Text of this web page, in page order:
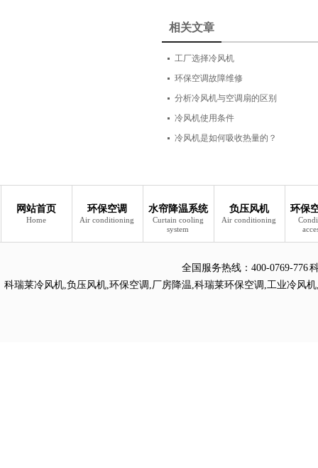
相关文章
工厂选择冷风机
环保空调故障维修
分析冷风机与空调扇的区别
冷风机使用条件
冷风机是如何吸收热量的？
网站首页
Home
环保空调
Air conditioning
水帘降温系统
Curtain cooling
system
负压风机
Air conditioning
环保
全国服务热线： 400-0769-776
科瑞莱冷风机,负压风机,环保空调 ,厂房降温,科瑞莱环保空调 ,工业冷风机